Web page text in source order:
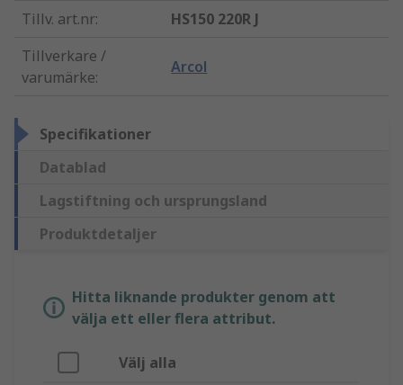
Tillv. art.nr:
HS150 220R J
Tillverkare /
varumärke:
Arcol
Specifikationer
Datablad
Lagstiftning och ursprungsland
Produktdetaljer
Hitta liknande produkter genom att
välja ett eller flera attribut.
Välj alla